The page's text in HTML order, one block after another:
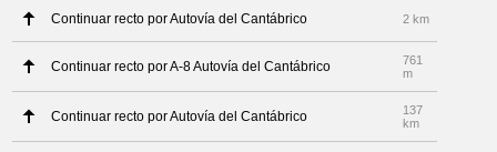
Continuar recto por Autovía del Cantábrico 2 km
Continuar recto por A-8 Autovía del Cantábrico
761
m
Continuar recto por Autovía del Cantábrico
137
km